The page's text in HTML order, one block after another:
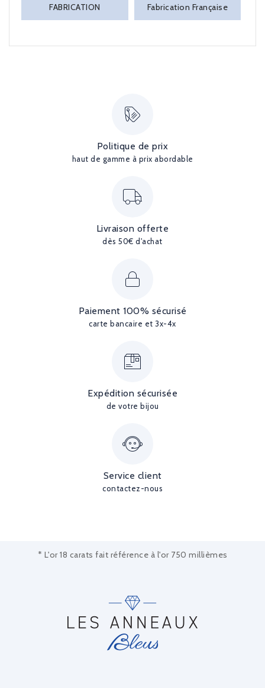
FABRICATION Fabrication Française
Politique de prix
haut de gamme à prix abordable
Livraison offerte
dès 50€ d'achat
Paiement 100% sécurisé
carte bancaire et 3x-4x
Expédition sécurisée
de votre bijou
Service client
contactez-nous
* L'or 18 carats fait référence à l'or 750 millièmes